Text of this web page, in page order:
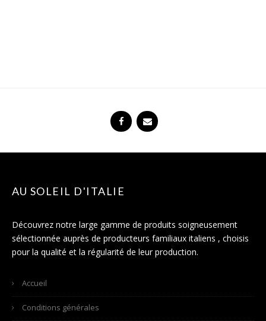
AU SOLEIL D'ITALIE
Découvrez notre large gamme de produits soigneusement
sélectionnée auprès de producteurs familiaux italiens , choisis
pour la qualité et la régularité de leur production.
Accueil
Conditions générales